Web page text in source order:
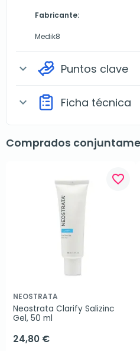
Fabricante:
Medik8
expand_more Puntos clave
expand_more Ficha técnica
Comprados
favorite_border
NEOSTRATA
Neostrata Clarify Salizinc
Gel, 50 ml
24,80 €